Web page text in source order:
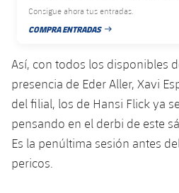
Jugadors
Palmarés
Historia
Clasificaciones
Infantil
Actualidad
Calendario
Resultados
Barça Atlètic
plusicon
más
Actualidad
Calendario
Base
plusicon
más
Actualidad
Barça C
Campus Verano
PLUSICON
MÁS
Consigue ahora tus entradas.
COMPRA ENTRADAS
FECHA DE PUBLICACIÓN
Así, con todos los disponibles
presencia de Eder Aller, Xavi
del filial, los de Hansi Flick ya
pensando en el derbi de este
Es la penúltima sesión antes
pericos.